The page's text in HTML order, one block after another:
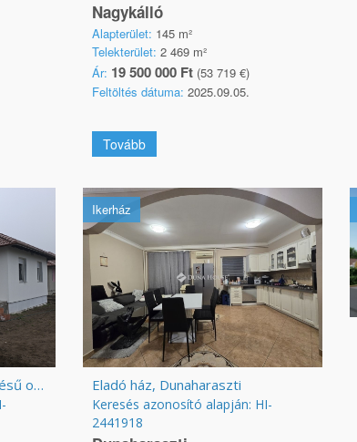
Nagykálló
Alapterület: 145 m²
Telekterület: 2 469 m²
Ár: 19 500 000 Ft (53 719 €)
Feltöltés dátuma: 2025.09.05.
Tovább
Szatmári lakóparkban újépítésű otthon
Ikerház
Eladó ház, Dunaharaszti
Keresés azonosító alapján: HI-
2441918